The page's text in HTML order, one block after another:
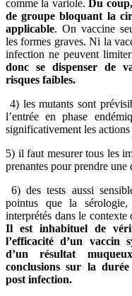
comme la variole.Du
de groupe bloquant la
applicable. On vaccine
les formes graves. Ni la
infection ne peuvent
donc se dispenser de
risques faibles.
4) les mutants sont
l’entrée en phase
significativement les
5) il faut mesurer tous les
prenantes pour prendre une
6) des tests aussi
pointus que la
interprétés dans le
Il est inhabituel de
l’efficacité d’un vaccin
d’un résultat
conclusions sur la
post infection.